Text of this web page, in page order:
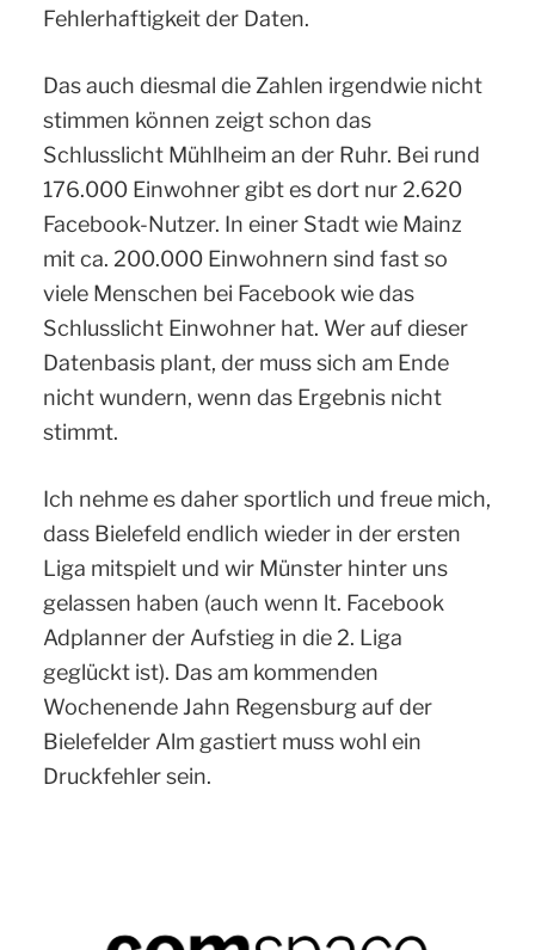
Fehlerhaftigkeit der Daten.
Das auch diesmal die Zahlen irgendwie nicht
stimmen können zeigt schon das
Schlusslicht Mühlheim an der Ruhr. Bei rund
176.000 Einwohner gibt es dort nur 2.620
Facebook-Nutzer. In einer Stadt wie Mainz
mit ca. 200.000 Einwohnern sind fast so
viele Menschen bei Facebook wie das
Schlusslicht Einwohner hat. Wer auf dieser
Datenbasis plant, der muss sich am Ende
nicht wundern, wenn das Ergebnis nicht
stimmt.
Ich nehme es daher sportlich und freue mich,
dass Bielefeld endlich wieder in der ersten
Liga mitspielt und wir Münster hinter uns
gelassen haben (auch wenn lt. Facebook
Adplanner der Aufstieg in die 2. Liga
geglückt ist). Das am kommenden
Wochenende Jahn Regensburg auf der
Bielefelder Alm gastiert muss wohl ein
Druckfehler sein.